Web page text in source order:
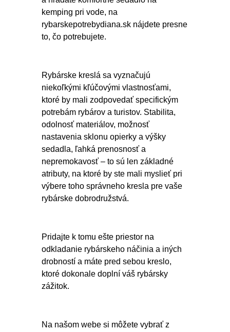
kemping pri vode, na
rybarskepotrebydiana.sk nájdete presne
to, čo potrebujete.
Rybárske kreslá sa vyznačujú
niekoľkými kľúčovými vlastnosťami,
ktoré by mali zodpovedať specifickým
potrebám rybárov a turistov. Stabilita,
odolnosť materiálov, možnosť
nastavenia sklonu opierky a výšky
sedadla, ľahká prenosnosť a
nepremokavosť – to sú len základné
atributy, na ktoré by ste mali myslieť pri
výbere toho správneho kresla pre vaše
rybárske dobrodružstvá.
Pridajte k tomu ešte priestor na
odkladanie rybárskeho náčinia a iných
drobností a máte pred sebou kreslo,
ktoré dokonale doplní váš rybársky
zážitok.
Na našom webe si môžete vybrať z